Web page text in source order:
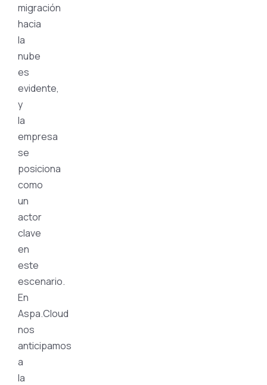
migración
hacia
la
nube
es
evidente,
y
la
empresa
se
posiciona
como
un
actor
clave
en
este
escenario.
En
Aspa.Cloud
nos
anticipamos
a
la